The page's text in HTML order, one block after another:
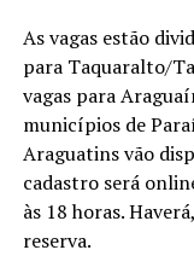
As vagas estão
para Taquaralto/
vagas para
municípios de
Araguatins vão
cadastro será
às 18 horas.
reserva.